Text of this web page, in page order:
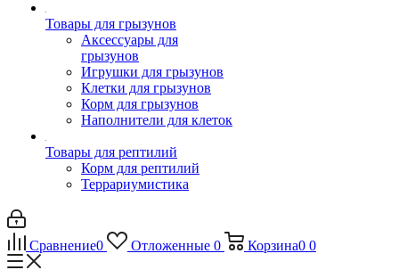
Товары для грызунов
Аксессуары для
грызунов
Игрушки для грызунов
Клетки для грызунов
Корм для грызунов
Наполнители для клеток
Товары для рептилий
Корм для рептилий
Террариумистика
Сравнение0 Отложенные 0 Корзина0 0